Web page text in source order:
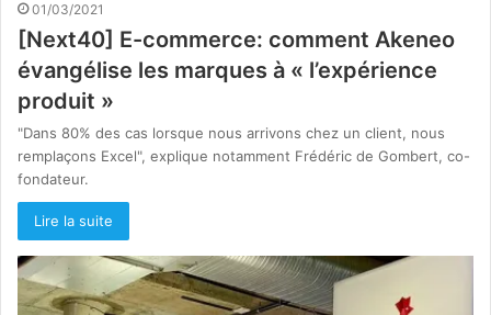
01/03/2021
[Next40] E-commerce: comment Akeneo
évangélise les marques à « l’expérience
produit »
"Dans 80% des cas lorsque nous arrivons chez un client, nous
remplaçons Excel", explique notamment Frédéric de Gombert, co-
fondateur.
Lire la suite